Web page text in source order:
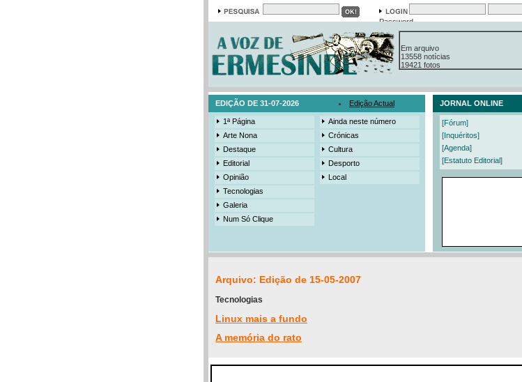
Password
Em arquivo
13558 notícias
19421 fotos
385 edições
EDIÇÃO DE 31-07-2026 Edição Actual JORNAL ONLINE
1ª Página
Arte Nona
Destaque
Editorial
Opinião
Tecnologias
Galeria
Num Só Clique
Ainda neste número
Crónicas
Cultura
Desporto
Local
[Fórum]
[Inquéritos]
[Agenda]
[Estatuto Editorial]
Arquivo: Edição de 15-05-2007
Tecnologias
Linux mais a fundo
A memória do rato